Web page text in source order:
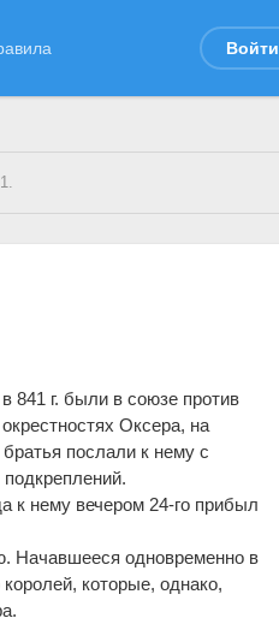
Войти
841 г. были в союзе против
Оксера, на
послали к нему с
к нему вечером 24-го прибыл
Начавшееся одновременно в
которые, однако,